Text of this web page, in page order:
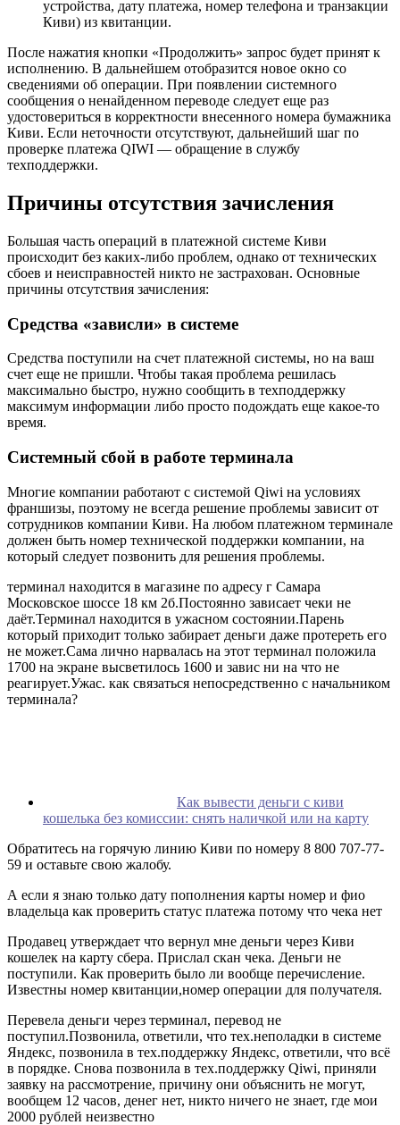
устройства, дату платежа, номер телефона и транзакции
Киви) из квитанции.
После нажатия кнопки «Продолжить» запрос будет принят к
исполнению. В дальнейшем отобразится новое окно со
сведениями об операции. При появлении системного
сообщения о ненайденном переводе следует еще раз
удостовериться в корректности внесенного номера бумажника
Киви. Если неточности отсутствуют, дальнейший шаг по
проверке платежа QIWI ― обращение в службу
техподдержки.
Причины отсутствия зачисления
Большая часть операций в платежной системе Киви
происходит без каких-либо проблем, однако от технических
сбоев и неисправностей никто не застрахован. Основные
причины отсутствия зачисления:
Средства «зависли» в системе
Средства поступили на счет платежной системы, но на ваш
счет еще не пришли. Чтобы такая проблема решилась
максимально быстро, нужно сообщить в техподдержку
максимум информации либо просто подождать еще какое-то
время.
Системный сбой в работе терминала
Многие компании работают с системой Qiwi на условиях
франшизы, поэтому не всегда решение проблемы зависит от
сотрудников компании Киви. На любом платежном терминале
должен быть номер технической поддержки компании, на
который следует позвонить для решения проблемы.
терминал находится в магазине по адресу г Самара
Московское шоссе 18 км 2б.Постоянно зависает чеки не
даёт.Терминал находится в ужасном состоянии.Парень
который приходит только забирает деньги даже протереть его
не может.Сама лично нарвалась на этот терминал положила
1700 на экране высветилось 1600 и завис ни на что не
реагирует.Ужас. как связаться непосредственно с начальником
терминала?
Как вывести деньги с киви
кошелька без комиссии: снять наличкой или на карту
Обратитесь на горячую линию Киви по номеру 8 800 707-77-
59 и оставьте свою жалобу.
А если я знаю только дату пополнения карты номер и фио
владельца как проверить статус платежа потому что чека нет
Продавец утверждает что вернул мне деньги через Киви
кошелек на карту сбера. Прислал скан чека. Деньги не
поступили. Как проверить было ли вообще перечисление.
Известны номер квитанции,номер операции для получателя.
Перевела деньги через терминал, перевод не
поступил.Позвонила, ответили, что тех.неполадки в системе
Яндекс, позвонила в тех.поддержку Яндекс, ответили, что всё
в порядке. Снова позвонила в тех.поддержку Qiwi, приняли
заявку на рассмотрение, причину они объяснить не могут,
вообщем 12 часов, денег нет, никто ничего не знает, где мои
2000 рублей неизвестно